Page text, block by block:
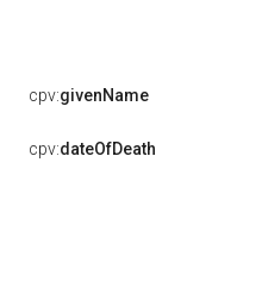
cpv:givenName
cpv:dateOfDeath